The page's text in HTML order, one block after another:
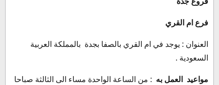
فرع ام القري
العنوان : يوجد في ام القري بالصفا بجدة بالمملكة العربية
السعودية .
مواعيد العمل به : من الساعة الواحدة مساء الى الثالثة صباحا